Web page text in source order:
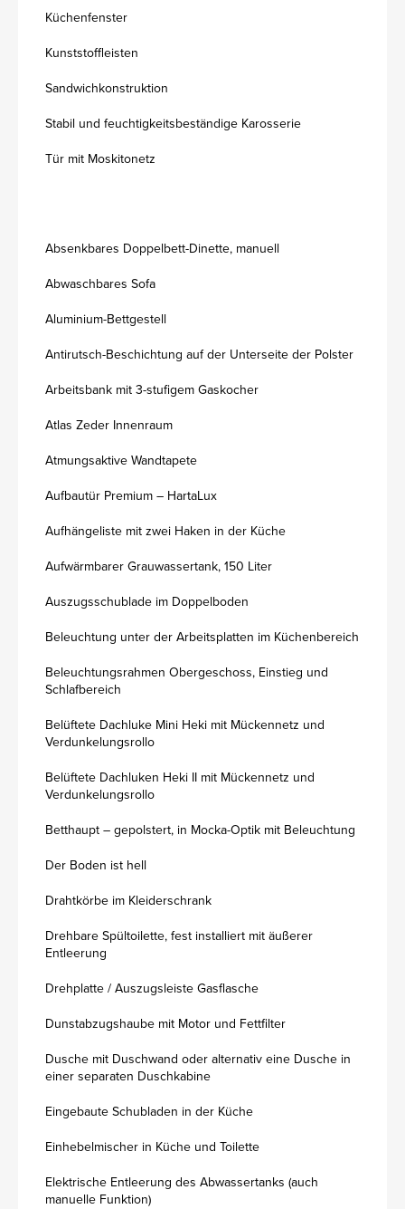
Küchenfenster
Kunststoffleisten
Sandwichkonstruktion
Stabil und feuchtigkeitsbeständige Karosserie
Tür mit Moskitonetz
Absenkbares Doppelbett-Dinette, manuell
Abwaschbares Sofa
Aluminium-Bettgestell
Antirutsch-Beschichtung auf der Unterseite der Polster
Arbeitsbank mit 3-stufigem Gaskocher
Atlas Zeder Innenraum
Atmungsaktive Wandtapete
Aufbautür Premium – HartaLux
Aufhängeliste mit zwei Haken in der Küche
Aufwärmbarer Grauwassertank, 150 Liter
Auszugsschublade im Doppelboden
Beleuchtung unter der Arbeitsplatten im Küchenbereich
Beleuchtungsrahmen Obergeschoss, Einstieg und
Schlafbereich
Belüftete Dachluke Mini Heki mit Mückennetz und
Verdunkelungsrollo
Belüftete Dachluken Heki II mit Mückennetz und
Verdunkelungsrollo
Betthaupt – gepolstert, in Mocka-Optik mit Beleuchtung
Der Boden ist hell
Drahtkörbe im Kleiderschrank
Drehbare Spültoilette, fest installiert mit äußerer
Entleerung
Drehplatte / Auszugsleiste Gasflasche
Dunstabzugshaube mit Motor und Fettfilter
Dusche mit Duschwand oder alternativ eine Dusche in
einer separaten Duschkabine
Eingebaute Schubladen in der Küche
Einhebelmischer in Küche und Toilette
Elektrische Entleerung des Abwassertanks (auch
manuelle Funktion)